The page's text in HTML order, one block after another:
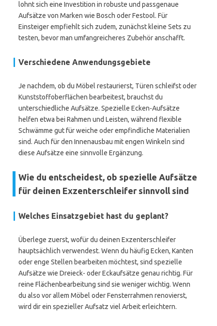
lohnt sich eine Investition in robuste und passgenaue
Aufsätze von Marken wie Bosch oder Festool. Für
Einsteiger empfiehlt sich zudem, zunächst kleine Sets zu
testen, bevor man umfangreicheres Zubehör anschafft.
Verschiedene Anwendungsgebiete
Je nachdem, ob du Möbel restaurierst, Türen schleifst oder
Kunststoffoberflächen bearbeitest, brauchst du
unterschiedliche Aufsätze. Spezielle Ecken-Aufsätze
helfen etwa bei Rahmen und Leisten, während flexible
Schwämme gut für weiche oder empfindliche Materialien
sind. Auch für den Innenausbau mit engen Winkeln sind
diese Aufsätze eine sinnvolle Ergänzung.
Wie du entscheidest, ob spezielle Aufsätze
für deinen Exzenterschleifer sinnvoll sind
Welches Einsatzgebiet hast du geplant?
Überlege zuerst, wofür du deinen Exzenterschleifer
hauptsächlich verwendest. Wenn du häufig Ecken, Kanten
oder enge Stellen bearbeiten möchtest, sind spezielle
Aufsätze wie Dreieck- oder Eckaufsätze genau richtig. Für
reine Flächenbearbeitung sind sie weniger wichtig. Wenn
du also vor allem Möbel oder Fensterrahmen renovierst,
wird dir ein spezieller Aufsatz viel Arbeit erleichtern.